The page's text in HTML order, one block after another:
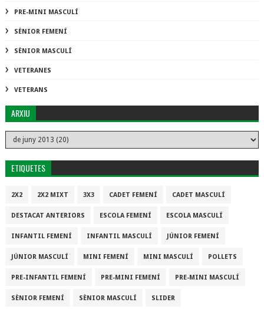
PRE-MINI MASCULÍ
SÈNIOR FEMENÍ
SÈNIOR MASCULÍ
VETERANES
VETERANS
ARXIU
ETIQUETES
2X2 2X2 MIXT 3X3 CADET FEMENÍ CADET MASCULÍ
DESTACAT ANTERIORS ESCOLA FEMENÍ ESCOLA MASCULÍ
INFANTIL FEMENÍ INFANTIL MASCULÍ JÚNIOR FEMENÍ
JÚNIOR MASCULÍ MINI FEMENÍ MINI MASCULÍ POLLETS
PRE-INFANTIL FEMENÍ PRE-MINI FEMENÍ PRE-MINI MASCULÍ
SÈNIOR FEMENÍ SÈNIOR MASCULÍ SLIDER